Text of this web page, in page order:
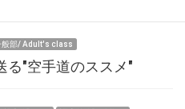
般部/ Adult's class
る"空手道のススメ"